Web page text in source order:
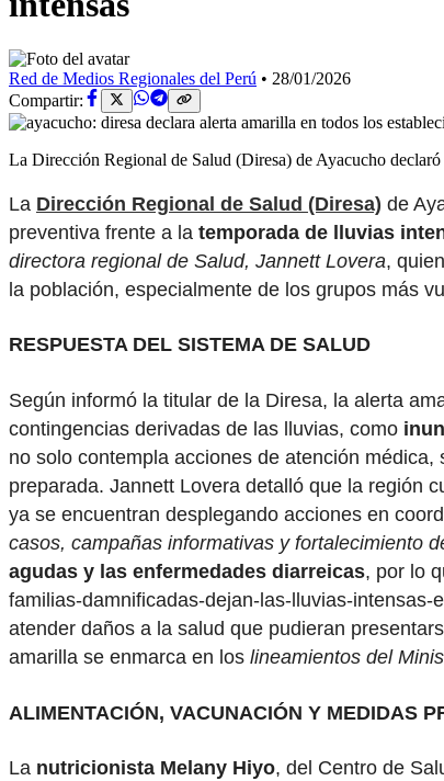
Red de Medios Regionales del Perú • 28/01/2026
Compartir:
La Dirección Regional de Salud (Diresa) de Ayacucho
La Dirección Regional de Salud (Diresa) de
preventiva frente a la temporada de lluvias
directora regional de Salud, Jannett Lovera,
la población, especialmente de los grupos más
RESPUESTA DEL SISTEMA DE SALUD
Según informó la titular de la Diresa, la alerta
contingencias derivadas de las lluvias, como
no solo contempla acciones de atención médica,
preparada. Jannett Lovera detalló que la región
ya se encuentran desplegando acciones en
casos, campañas informativas y fortalecimiento
agudas y las enfermedades diarreicas, por lo
familias-damnificadas-dejan-las-lluvias-
atender daños a la salud que pudieran
amarilla se enmarca en los lineamientos del
ALIMENTACIÓN, VACUNACIÓN Y MEDIDAS
La nutricionista Melany Hiyo, del Centro de